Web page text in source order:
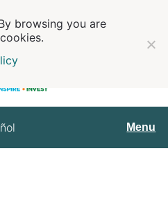
Menu
browsing you are